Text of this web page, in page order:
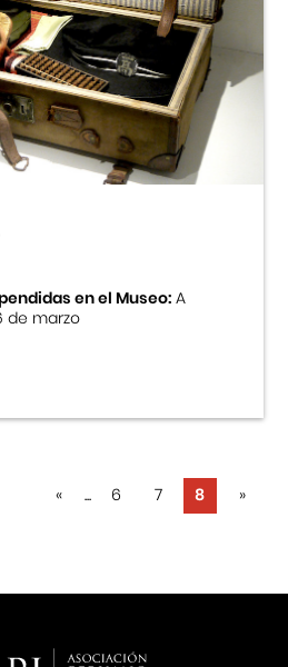
en el Museo:A
de marzo
« ... 6 7 8 »